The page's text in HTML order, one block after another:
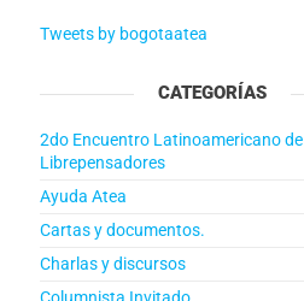
Tweets by bogotaatea
CATEGORÍAS
2do Encuentro Latinoamericano de
Librepensadores
Ayuda Atea
Cartas y documentos.
Charlas y discursos